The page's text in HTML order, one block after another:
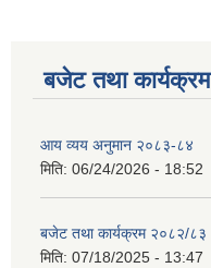
बजेट तथा कार्यक्रम
आय व्यय अनुमान २०८३-८४
मिति: 06/24/2026 - 18:52
बजेट तथा कार्यक्रम २०८२/८३
मिति: 07/18/2025 - 13:47